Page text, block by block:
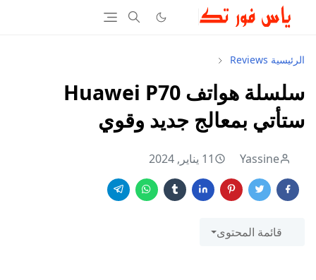
الرئيسية Reviews
سلسلة هواتف Huawei P70
ستأتي بمعالج جديد وقوي
Yassine 11 يناير, 2024
قائمة المحتوى